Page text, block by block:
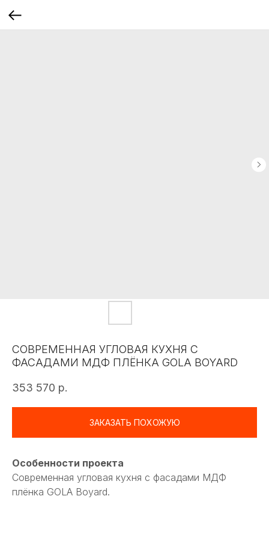
СОВРЕМЕННАЯ УГЛОВАЯ КУХНЯ С
ФАСАДАМИ МДФ ПЛЁНКА GOLA BOYARD
353 570 р.
ЗАКАЗАТЬ ПОХОЖУЮ
Особенности проекта
Современная угловая кухня с фасадами МДФ
плёнка GOLA Boyard.